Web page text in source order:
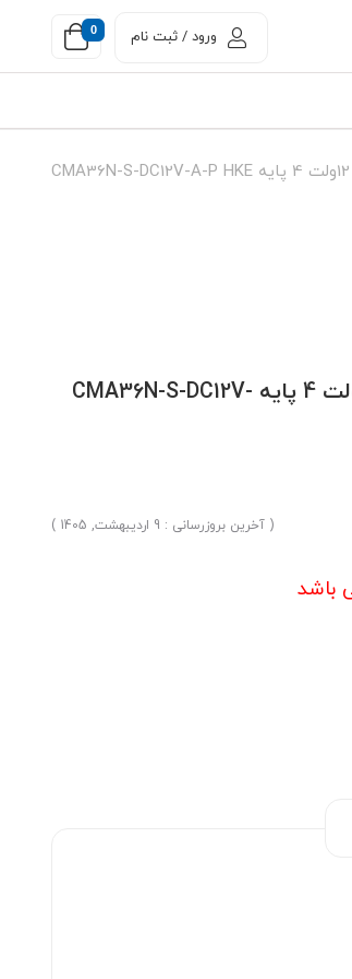
0 ورود / ثبت نام
رله خودرویی 12ولت 4 پایه CMA36N-S-DC12V-
( آخرین بروزرسانی : 9 اردیبهشت, 1405 )
باشد